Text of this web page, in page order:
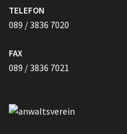
TELEFON
089 / 3836 7020
FAX
089 / 3836 7021